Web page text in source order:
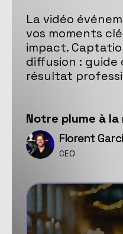
La vidéo
vos moments
impact.
diffusion :
résultat
Notre plume à
Florent
CEO